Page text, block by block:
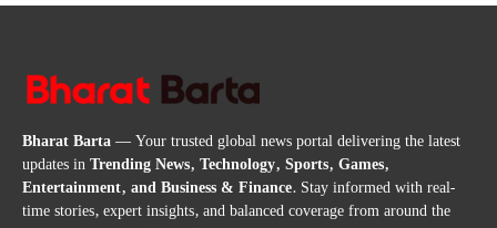
Bharat Barta— Your trusted global news portal delivering the latest
updates inTrending News, Technology, Sports, Games,
Entertainment, and Business & Finance. Stay informed with real-
time stories, expert insights, and balanced coverage from around the